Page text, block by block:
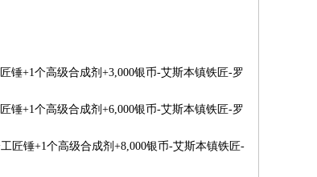
+1个高级合成剂+3,000银币-艾斯本镇铁匠-罗
+1个高级合成剂+6,000银币-艾斯本镇铁匠-罗
锤+1个高级合成剂+8,000银币-艾斯本镇铁匠-